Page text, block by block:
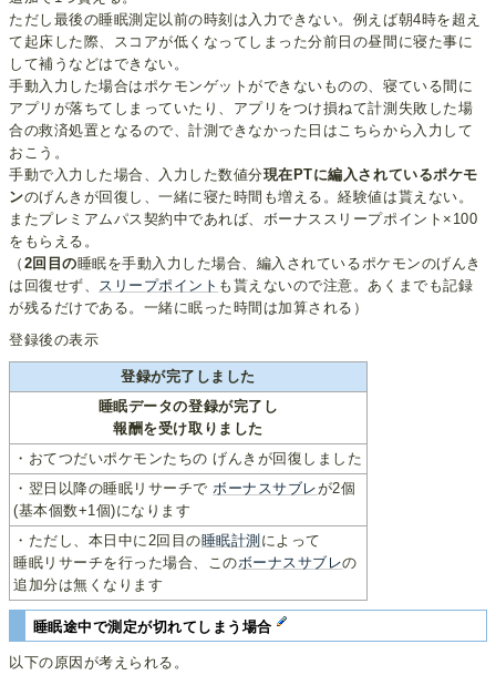
ただし最後の睡眠測定以前の時刻は入力できない。例えば朝4時を超え
て起床した際、スコアが低くなってしまった分前日の昼間に寝た事に
して補うなどはできない。
手動入力した場合はポケモンゲットができないものの、寝ている間に
アプリが落ちてしまっていたり、アプリをつけ損ねて計測失敗した場
合の救済処置となるので、計測できなかった日はこちらから入力して
おこう。
手動で入力した場合、入力した数値分現在PTに編入されているポケモ
ンのげんきが回復し、一緒に寝た時間も増える。経験値は貰えない。
またプレミアムパス契約中であれば、ボーナススリープポイント×100
をもらえる。
（ 2回目の睡眠を手動入力した場合、編入されているポケモンのげんき
は回復せず、
スリープポイント も貰えないので注意。あくまでも記録
が残るだけである。一緒に眠った時間は加算される）
登録後の表示
登録が完了しました
睡眠データの登録が完了し
報酬を受け取りました
・おてつだいポケモンたちの げんきが回復しました
・翌日以降の睡眠リサーチでボーナスサブレが2個
(基本個数+1個)になります
・ただし、本日中に2回目の睡眠計測 によって
睡眠リサーチを行った場合、このボーナスサブレの
追加分は無くなります
睡眠途中で測定が切れてしまう場合
以下の原因が考えられる。